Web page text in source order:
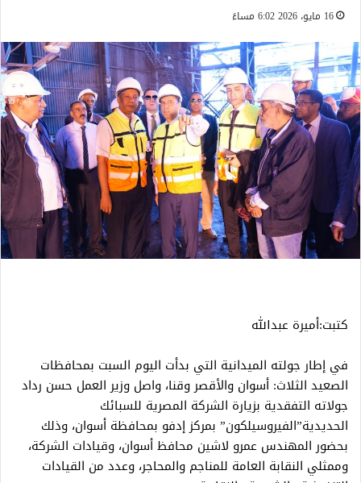
16 مايو، 2026 6:02 مساءً
كتبت:أميرة عبدالله
في إطار جولته الميدانية التي بدأت اليوم السبت بمحافظات
الصعيد الثلاث: أسوان والأقصر وقنا، واصل وزير العمل حسن رداد
جولاته التفقدية بزيارة الشركة المصرية للسبائك
الحديدية”الفيروسيلكون” بمركز إدفو بمحافظة أسوان، وذلك
بحضور المهندس عمرو لاشين محافظ أسوان، وقيادات الشركة،
وممثلي النقابة العامة للمناجم والمحاجر، وعدد من القيادات